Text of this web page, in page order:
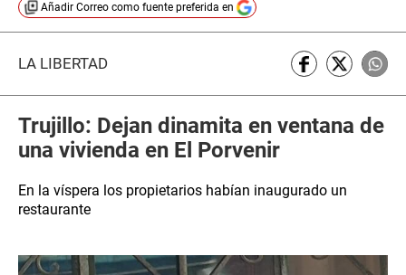
Añadir Correo como fuente preferida en
LA LIBERTAD
Trujillo: Dejan dinamita en ventana de
una vivienda en El Porvenir
En la víspera los propietarios habían inaugurado un
restaurante